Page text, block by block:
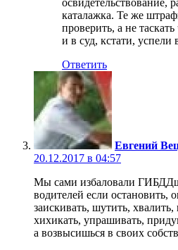
освидетельствование,
каталажка. Те же
проверить, а не
и в суд, кстати, успели
Ответить
Евгений
20.12.2017 в 04:57
Мы сами избаловали
водителей если остановить,
заискивать, шутить,
хихикать, упрашивать,
а возвысишься в своих